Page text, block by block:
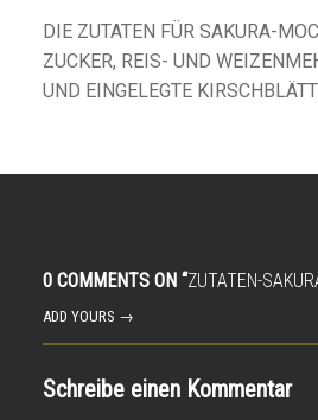
DIE ZUTATEN FÜR SAKURA-
ZUCKER, REIS- UND
UND EINGELEGTE
0 COMMENTS ON “ZUTATEN-
ADD YOURS →
Schreibe einen Kommentar